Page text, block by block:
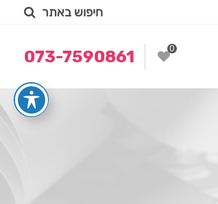
חיפוש באתר
0
073-7590861